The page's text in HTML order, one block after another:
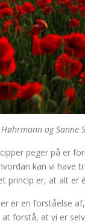
og Sanne
peger på er
kan vi have
princip er, at alt er
er en forståelse
forstå, at vi er